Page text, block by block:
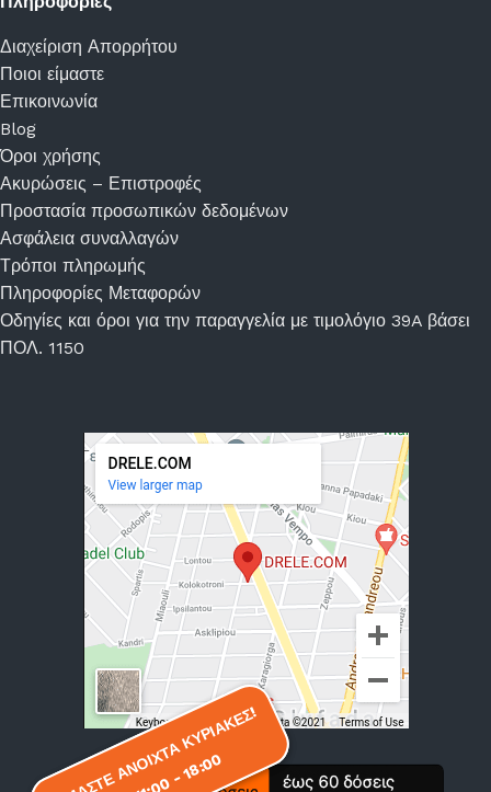
ΕΙΜΑΣΤΕ ΑΝΟΙΧΤΑ ΚΥΡΙΑΚΕΣ!
11:00 - 18:00
ΕΙΜΑΣΤΕ ΑΝΟΙΧΤΑ ΚΥΡΙΑΚΕΣ!
11:00 - 18:00
Διαχείριση Απορρήτου
Ποιοι είμαστε
Επικοινωνία
Blog
Όροι χρήσης
Ακυρώσεις – Επιστροφές
Προστασία προσωπικών δεδομένων
Ασφάλεια συναλλαγών
Τρόποι πληρωμής
Πληροφορίες Μεταφορών
Οδηγίες και όροι για την παραγγελία με τιμολόγιο 39A βάσει
ΠΟΛ. 1150